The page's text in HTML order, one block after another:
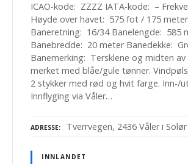
ICAO-kode: ZZZZ IATA-kode: –
Høyde over havet: 575 fot / 175 meter
Baneretning: 16/34 Banelengde: 585
Banebredde: 20 meter Banedekke:
Banemerking: Tersklene og midten
merket med blåe/gule tønner.
2 stykker med rød og hvit farge. Inn-/
Innflyging via Våler…
ADRESSE Tverrvegen, 2436 Våler i Solør
INNLANDET